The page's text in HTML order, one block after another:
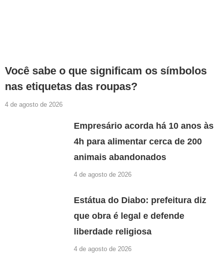
Você sabe o que significam os símbolos
nas etiquetas das roupas?
4 de agosto de 2026
Empresário acorda há 10 anos às
4h para alimentar cerca de 200
animais abandonados
4 de agosto de 2026
Estátua do Diabo: prefeitura diz
que obra é legal e defende
liberdade religiosa
4 de agosto de 2026